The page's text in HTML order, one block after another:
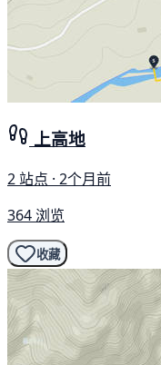
上高地
2 站点 · 2个月前
364 浏览
收藏